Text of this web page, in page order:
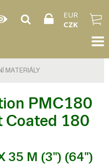
EUR
CZK
MATERIÁLY
PMC180
Coated 180
35 M (3") (64")